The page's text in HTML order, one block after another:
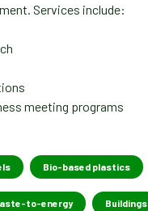
Services include:
meeting programs
Bio-based plastics
to-energy Buildings